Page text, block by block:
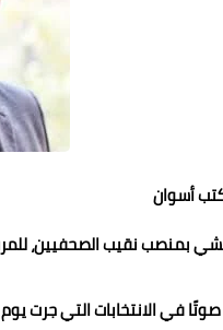
أسوان
بمنصب نقيب الصحفيين،